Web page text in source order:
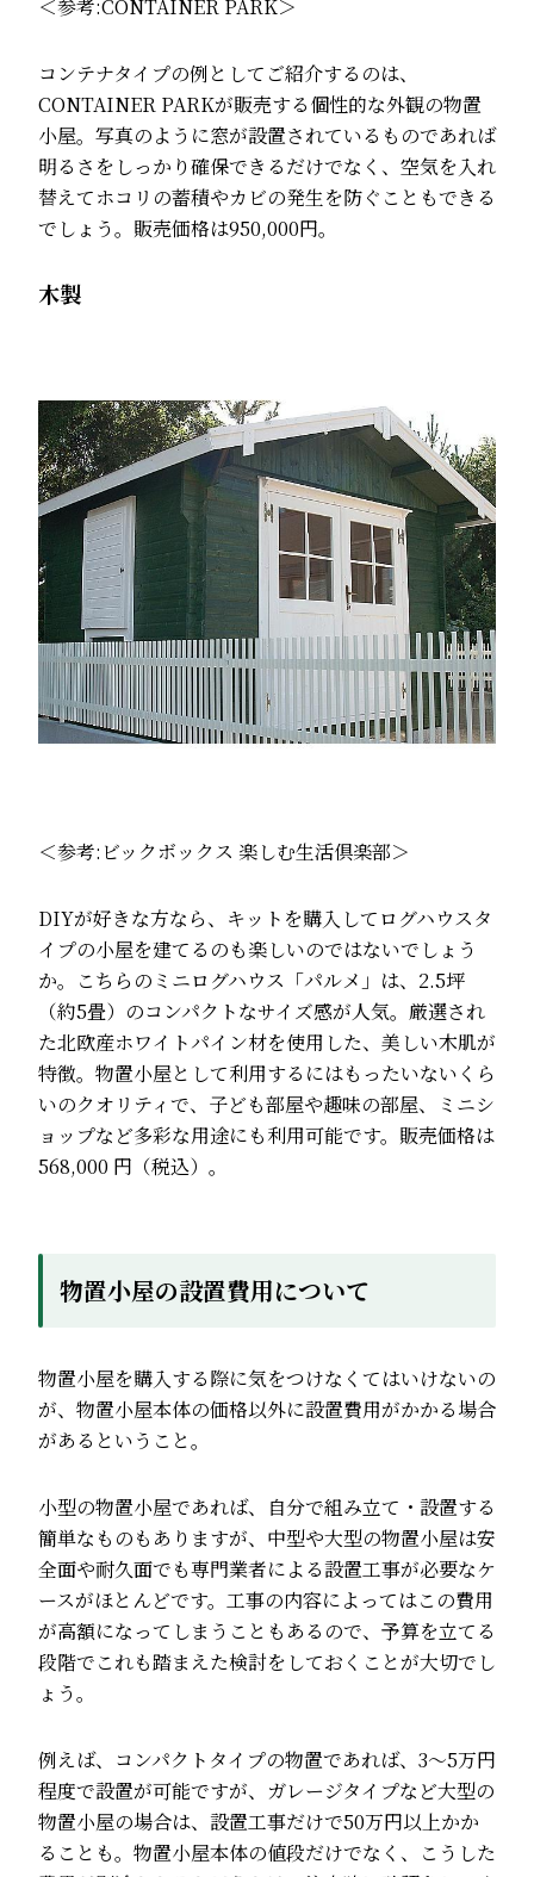
＜参考:CONTAINER PARK＞
コンテナタイプの例としてご紹介するのは、
CONTAINER PARKが販売する個性的な外観の物置
小屋。写真のように窓が設置されているものであれば
明るさをしっかり確保できるだけでなく、空気を入れ
替えてホコリの蓄積やカビの発生を防ぐこともできる
でしょう。販売価格は950,000円。
木製
＜参考: ビックボックス 楽しむ生活倶楽部＞
DIYが好きな方なら、キットを購入してログハウスタ
イプの小屋を建てるのも楽しいのではないでしょう
か。こちらのミニログハウス「パルメ」は、2.5坪
（約5畳）のコンパクトなサイズ感が人気。厳選され
た北欧産ホワイトパイン材を使用した、美しい木肌が
特徴。物置小屋として利用するにはもったいないくら
いのクオリティで、子ども部屋や趣味の部屋、ミニシ
ョップなど多彩な用途にも利用可能です。販売価格は
568,000 円（税込）。
物置小屋の設置費用について
物置小屋を購入する際に気をつけなくてはいけないの
が、物置小屋本体の価格以外に設置費用がかかる場合
があるということ。
小型の物置小屋であれば、自分で組み立て・設置する
簡単なものもありますが、中型や大型の物置小屋は安
全面や耐久面でも専門業者による設置工事が必要なケ
ースがほとんどです。工事の内容によってはこの費用
が高額になってしまうこともあるので、予算を立てる
段階でこれも踏まえた検討をしておくことが大切でし
ょう。
例えば、コンパクトタイプの物置であれば、3〜5万円
程度で設置が可能ですが、ガレージタイプなど大型の
物置小屋の場合は、設置工事だけで50万円以上かか
ることも。物置小屋本体の値段だけでなく、こうした